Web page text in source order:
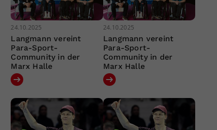
24.10.2025
Langmann vereint
Para-Sport-
Community in der
Marx Halle
24.10.2025
Langmann vereint
Para-Sport-
Community in der
Marx Halle